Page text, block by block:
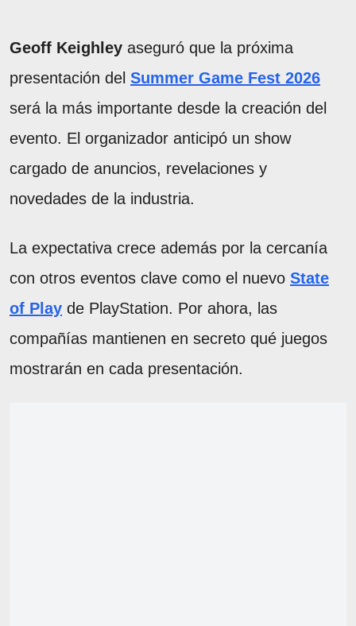
Geoff Keighley aseguró que la próxima
presentación del Summer Game Fest 2026
será la más importante desde la creación del
evento. El organizador anticipó un show
cargado de anuncios, revelaciones y
novedades de la industria.
La expectativa crece además por la cercanía
con otros eventos clave como el nuevo State
of Play de PlayStation. Por ahora, las
compañías mantienen en secreto qué juegos
mostrarán en cada presentación.